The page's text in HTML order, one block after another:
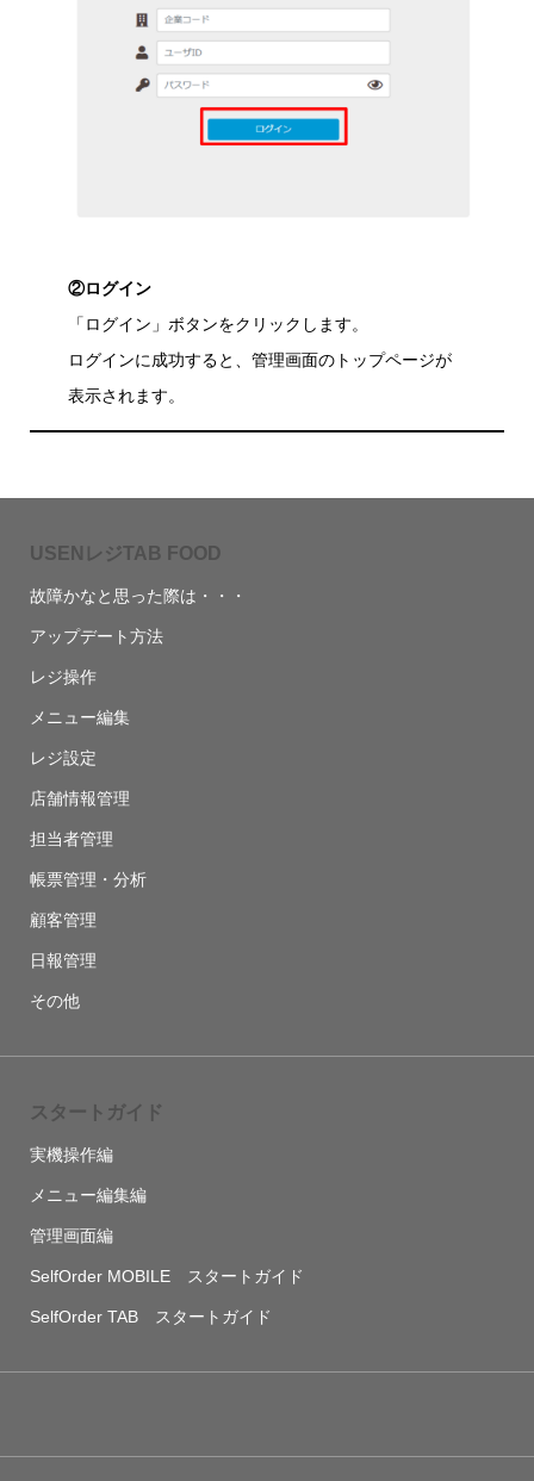
②ログイン
「ログイン」ボタンをクリックします。
ログインに成功すると、管理画面のトップページが
表示されます。
USENレジTAB FOOD
故障かなと思った際は・・・
アップデート方法
レジ操作
メニュー編集
レジ設定
店舗情報管理
担当者管理
帳票管理・分析
顧客管理
日報管理
その他
スタートガイド
実機操作編
メニュー編集編
管理画面編
SelfOrder MOBILE スタートガイド
SelfOrder TAB スタートガイド